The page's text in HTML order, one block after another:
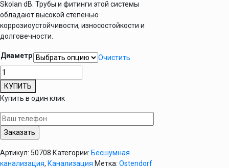
Skolan dB. Трубы и фитинги этой системы
обладают высокой степенью
коррозиоустойчивости, износостойкости и
долговечности.
Диаметр
Очистить
Количество
товара
Колено
D58
бесшумное
канализационное
Ostendorf
dB
КУПИТЬ
Купить в один клик
Артикул: 50708 Категории: Бесшумная
канализация, Канализация Метка: Ostendorf